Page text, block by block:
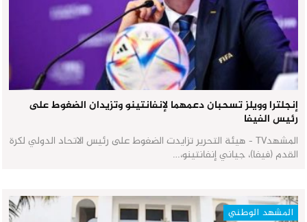
إنجلترا وويلز تسحبان دعمهما لإنفانتينو وتزيدان الضغوط على
رئيس الفيفا
المشهدTV - هيئة التحرير تزايدت الضغوط على رئيس الاتحاد الدولي لكرة
القدم (فيفا)، جياني إنفانتينو،…
المشهد الوطني